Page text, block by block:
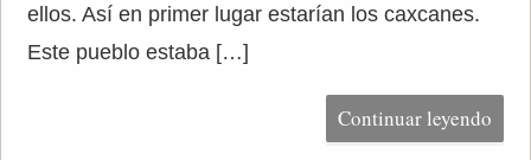
ellos. Así en primer lugar estarían los caxcanes.
Este pueblo estaba […]
Continuar leyendo